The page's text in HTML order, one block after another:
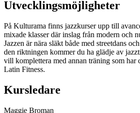
Utvecklingsmöjligheter
På Kulturama finns jazzkurser upp till
mixade klasser där inslag från modern och
Jazzen är nära släkt både med streetdans
den riktningen kommer du ha glädje av
vill komplettera med annan träning som har
Latin Fitness.
Kursledare
Maggie Broman